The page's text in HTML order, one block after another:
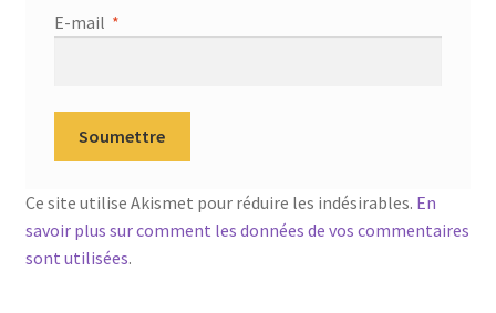
E-mail *
Ce site utilise Akismet pour réduire les indésirables. En
savoir plus sur comment les données de vos commentaires
sont utilisées.